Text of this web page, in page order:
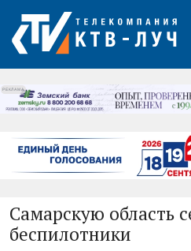
РЕКЛАМА
Самарскую область
беспилотники